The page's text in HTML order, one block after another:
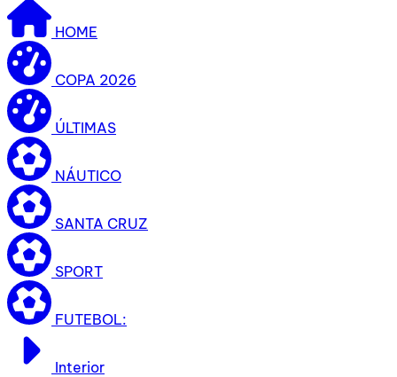
HOME
COPA 2026
ÚLTIMAS
NÁUTICO
SANTA CRUZ
SPORT
FUTEBOL:
Interior